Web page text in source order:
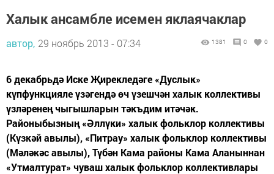
Халык ансамбле исемен яклаячаклар
автор, 29 ноябрь 2013 - 07:34 1381 0 0
6 декабрьдә Иске Җирекледәге «Дуслык»
күпфункцияле үзәгендә өч үзешчән халык коллективы
үзләренең чыгышларын тәкъдим итәчәк.
Районыбызның «Әллүки» халык фольклор коллективы
(Күзкәй авылы), «Питрау» халык фольклор коллективы
(Мәләкәс авылы), Түбән Кама районы Кама Аланыннан
«Утмалтурат» чуваш халык фольклор коллективлары